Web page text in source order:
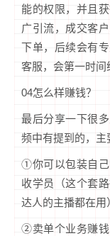
能的权限，并且
广引流，成交客
下单，后续会有
客服，会第一时间
04怎么样赚钱？
最后分享一下很
频中有提到的，主
①你可以包装自己
收学员（这个套
达人的主播都在用
②卖单个业务赚钱